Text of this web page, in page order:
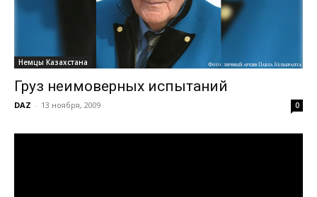
Немцы Казахстана
Груз неимоверных испытаний
DAZ - 13 ноября, 2009 0